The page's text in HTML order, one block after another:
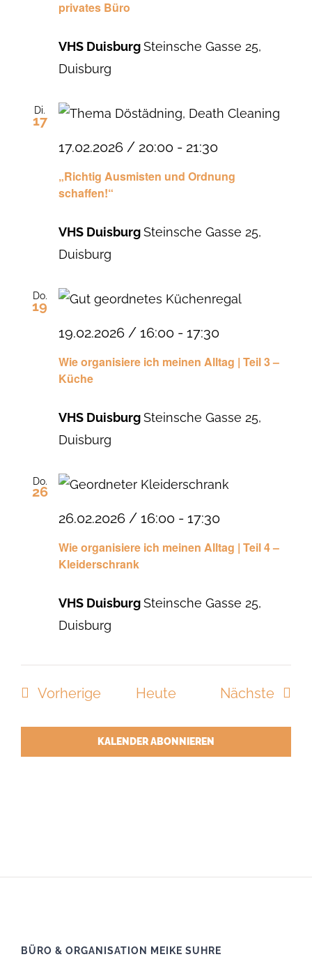
privates Büro
VHS DuisburgSteinsche Gasse 25,
Duisburg
Di.
17
„Richtig Ausmisten und Ordnung
schaffen!“
17.02.2026 / 20:00 - 21:30
VHS DuisburgSteinsche Gasse 25,
Duisburg
Do.
19
Wie organisiere ich meinen Alltag | Teil 3 –
Küche
19.02.2026 / 16:00 - 17:30
VHS DuisburgSteinsche Gasse 25,
Duisburg
Do.
26
Wie organisiere ich meinen Alltag | Teil 4 –
Kleiderschrank
26.02.2026 / 16:00 - 17:30
VHS DuisburgSteinsche Gasse 25,
Duisburg
VorherigeVeranstaltungen
Heute Nächste
KALENDER ABONNIEREN
BÜRO & ORGANISATION MEIKE SUHRE